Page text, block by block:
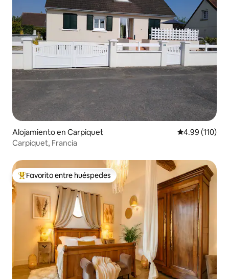
Alojamiento en Carpiquet Calificación
4.99 (110)
Carpiquet, Francia
Favorito entre huéspedes preferido
Favorito entre huéspedes